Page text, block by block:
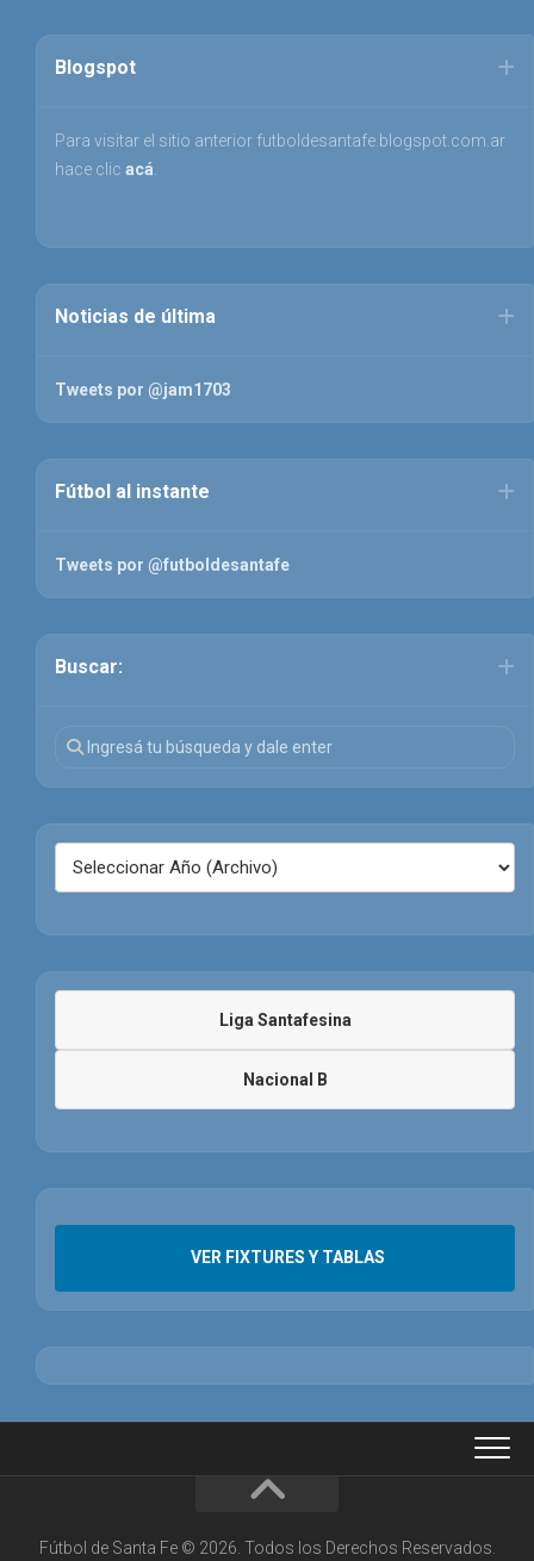
Blogspot
Para visitar el sitio anterior futboldesantafe.blogspot.com.ar
hace clic acá.
Noticias de última
Tweets por @jam1703
Fútbol al instante
Tweets por @futboldesantafe
Buscar:
Liga Santafesina
Nacional B
VER FIXTURES Y TABLAS
Fútbol de Santa Fe © 2026. Todos los Derechos Reservados.